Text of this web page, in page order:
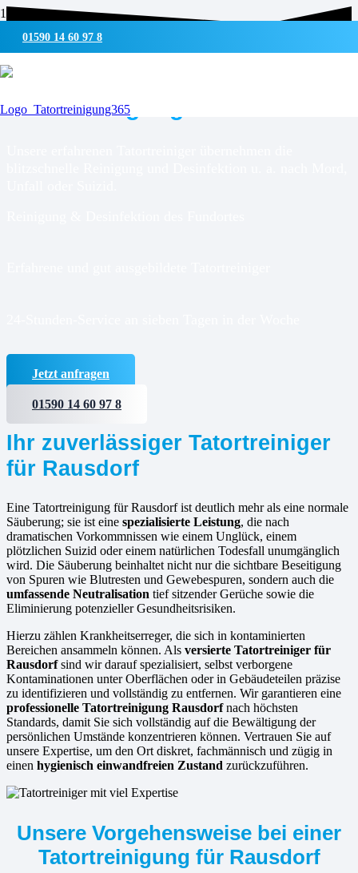
01590 14 60 97 8
UMWELTSCHONENDE REINIGUNG & DESINFEKTION
Tatortreinigung für
Jetzt anfragen
01590 14 60 97 8
Ihr zuverlässiger Tatortreiniger
für Rausdorf
Eine Tatortreinigung für Rausdorf ist deutlich mehr als eine normale
Säuberung; sie ist eine spezialisierte Leistung, die nach
dramatischen Vorkommnissen wie einem Unglück, einem
plötzlichen Suizid oder einem natürlichen Todesfall unumgänglich
wird. Die Säuberung beinhaltet nicht nur die sichtbare Beseitigung
von Spuren wie Blutresten und Gewebespuren, sondern auch die
umfassende Neutralisation tief sitzender Gerüche sowie die
Eliminierung potenzieller Gesundheitsrisiken.
Hierzu zählen Krankheitserreger, die sich in kontaminierten
Bereichen ansammeln können. Als versierte Tatortreiniger für
Rausdorfsind wir darauf spezialisiert, selbst verborgene
Kontaminationen unter Oberflächen oder in Gebäudeteilen präzise
zu identifizieren und vollständig zu entfernen. Wir garantieren eine
professionelle Tatortreinigung Rausdorfnach höchsten
Standards, damit Sie sich vollständig auf die Bewältigung der
persönlichen Umstände konzentrieren können. Vertrauen Sie auf
unsere Expertise, um den Ort diskret, fachmännisch und zügig in
einen hygienisch einwandfreien Zustand zurückzuführen.
Unsere Vorgehensweise bei einer
Tatortreinigung für Rausdorf